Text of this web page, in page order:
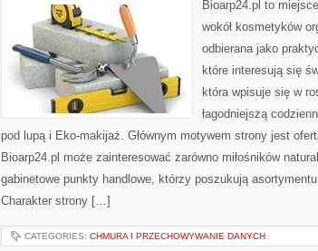
Bioarp24.pl to
wokół kosmetyków
odbierana jako
które interesują się
która wpisuje się w
łagodniejszą
pod lupą i Eko-makijaż. Głównym motywem strony jest
Bioarp24.pl może zainteresować zarówno miłośników
gabinetowe punkty handlowe, którzy poszukują
Charakter strony […]
CATEGORIES: CHMURA I PRZECHOWYWANIE DANYCH